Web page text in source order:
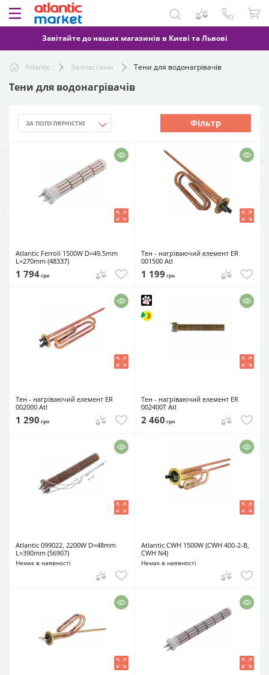
Завітайте до наших магазинів в Києві та Львові
Atlantic Запчастини Тени для водонагрівачів
Тени для водонагрівачів
Фільтр
Atlantic Ferroli 1500W D=49.5mm
L=270mm (48337)
1 794грн
Тен - нагріваючий елемент ER
001500 Atl
1 199 грн
Тен - нагріваючий елемент ER
002000 Atl
1 290 грн
Тен - нагріваючий елемент ER
002400T Atl
2 460 грн
Atlantic 099022, 2200W D=48mm
L=390mm (56907)
Немає в наявності
Atlantic CWH 1500W (CWH 400-2-B,
CWH N4)
Немає в наявності